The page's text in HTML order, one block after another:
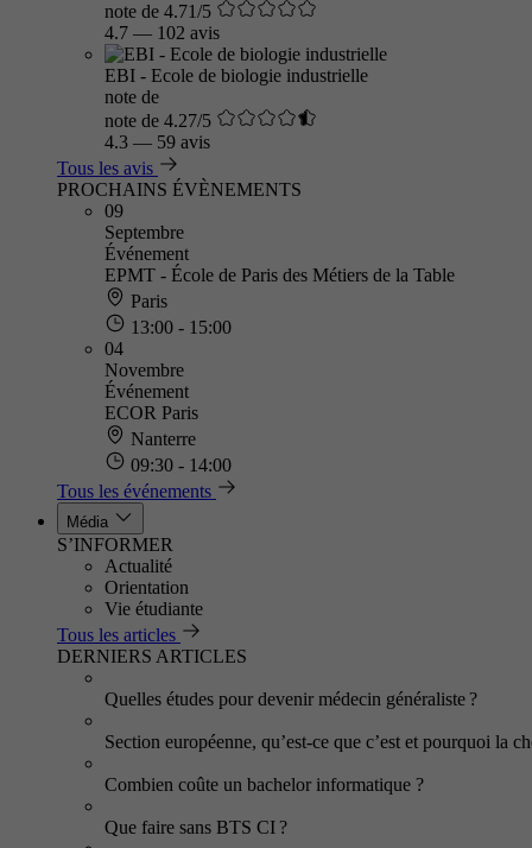
note de 4.71/5
4.7 — 102 avis
EBI - Ecole de biologie industrielle
note de
note de 4.27/5
4.3 — 59 avis
Tous les avis
PROCHAINS ÉVÈNEMENTS
09
Septembre
Événement
EPMT - École de Paris des Métiers de la Table
Paris
13:00 - 15:00
04
Novembre
Événement
ECOR Paris
Nanterre
09:30 - 14:00
Tous les événements
Média
S’INFORMER
Actualité
Orientation
Vie étudiante
Tous les articles
DERNIERS ARTICLES
Quelles études pour devenir médecin généraliste ?
Section européenne, qu’est-ce que c’est et pourquoi la
Combien coûte un bachelor informatique ?
Que faire sans BTS CI ?